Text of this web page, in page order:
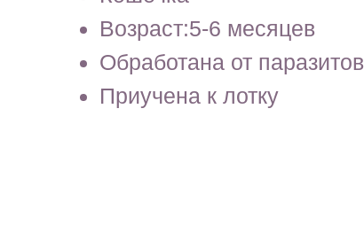
Возраст:5-6 месяцев
Обработана от паразитов
Приучена к лотку